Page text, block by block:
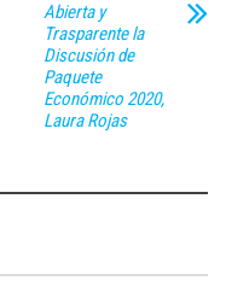
Abierta y
Trasparente la
Discusión de
Paquete
Económico 2020,
Laura Rojas